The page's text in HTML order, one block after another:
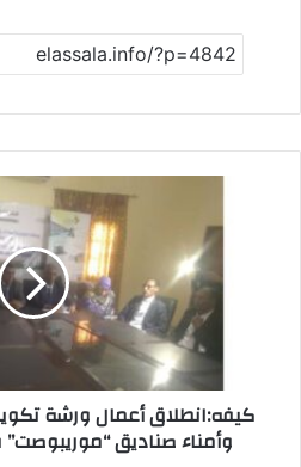
c
e
b
o
o
k
st
o
d
o
n
ai
l
at
s
A
p
p
ar
e
كيفه:انطلاق أعمال ورشة
وأمناء صناديق “موريبوصت”